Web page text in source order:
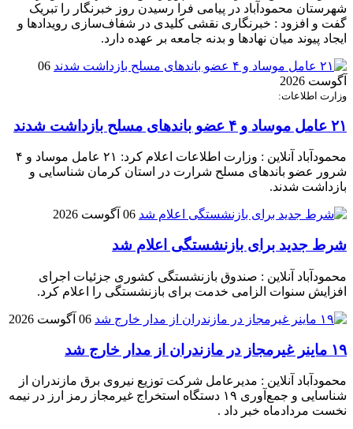
شهرستان محمودآباد در پیامی فرا رسیدن روز خبرنگار را تبریک
گفت و افزود : خبرنگاری نقشی کلیدی در شفاف‌سازی رویدادها و
ایجاد پیوند میان نهادها و بدنه جامعه بر عهده دارد.
06
آگوست 2026
وزارت اطلاعات:
۲۱ عامل موساد و ۴ عضو باند‌های مسلح بازداشت شدند
محمودآباد آنلاین : وزارت اطلاعات اعلام کرد: ۲۱ عامل موساد و ۴
شرور عضو باند‌های مسلح شرارت در استان کرمان شناسایی و
بازداشت شدند.
06 آگوست 2026
شرط جدید برای بازنشستگی اعلام شد
محمودآباد آنلاین : صندوق بازنشستگی کشوری جزئیات اجرای
افزایش سنوات الزامی خدمت برای بازنشستگی را اعلام کرد.
06 آگوست 2026
۱۹ ماینر غیرمجاز در مازندران از مدار خارج شد
محمودآباد آنلاین : مدیرعامل شرکت توزیع نیروی برق مازندران از
شناسایی و جمع‌آوری ۱۹ دستگاه استخراج غیرمجاز رمز ارز در نیمه
نخست مردادماه خبر داد .